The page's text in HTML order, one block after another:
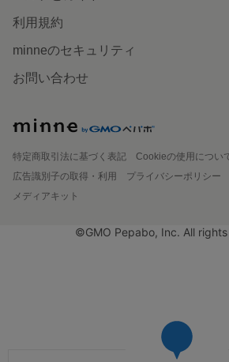
利用規約
minneのセキュリティ
お問い合わせ
特定商取引法に基づく表記
Cookieの使用につい
広告識別子の取得・利用
プライバシーポリシー
メディアキット
©GMO Pepabo, Inc. All